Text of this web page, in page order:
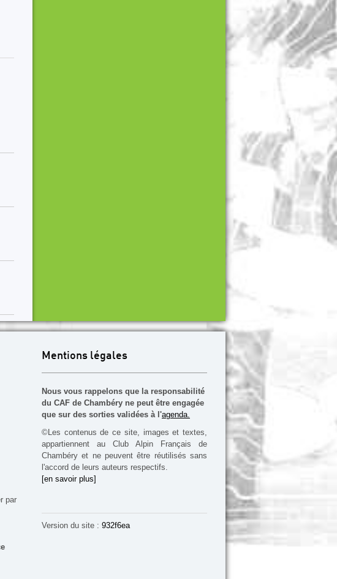
par
Mentions légales
Nous vous rappelons que la responsabilité
du CAF de Chambéry ne peut être engagée
que sur des sorties validées à l'agenda.
©Les contenus de ce site, images et textes,
appartiennent au Club Alpin Français de
Chambéry et ne peuvent être réutilisés sans
l'accord de leurs auteurs respectifs.
[en savoir plus]
Version du site : 932f6ea